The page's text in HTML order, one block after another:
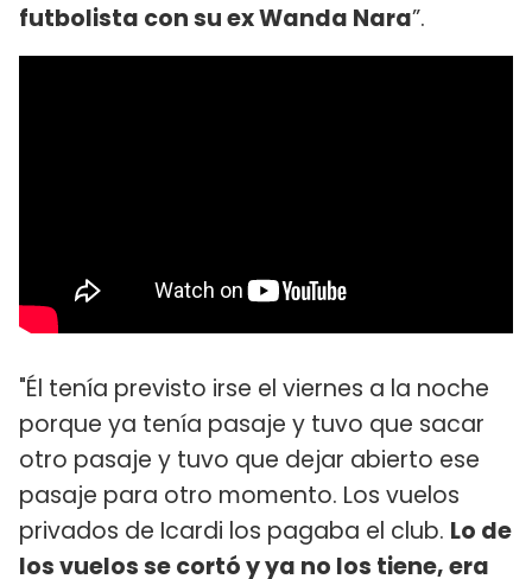
futbolista con su ex Wanda Nara”.
"Él tenía previsto irse el viernes a la noche
porque ya tenía pasaje y tuvo que sacar
otro pasaje y tuvo que dejar abierto ese
pasaje para otro momento. Los vuelos
privados de Icardi los pagaba el club. Lo de
los vuelos se cortó y ya no los tiene, era